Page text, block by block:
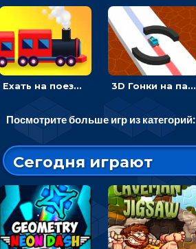
Ехать на поезде, через препятствия и собирать пассажиров - для мальчиков 3D Гонки на паровозике: ехать по линии или обходить преграды
Посмотрите больше игр из категорий:
Сегодня играют